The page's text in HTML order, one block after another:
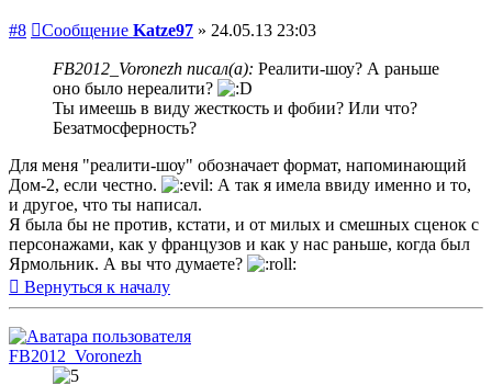
#8 Сообщение Katze97 » 24.05.13 23:03
FB2012_Voronezh писал(а): Реалити-шоу? А раньше
оно было нереалити?
Ты имеешь в виду жесткость и фобии? Или что?
Безатмосферность?
Для меня "реалити-шоу" обозначает формат, напоминающий
Дом-2, если честно.
А так я имела ввиду именно и то,
и другое, что ты написал.
Я была бы не против, кстати, и от милых и смешных сценок с
персонажами, как у французов и как у нас раньше, когда был
Ярмольник. А вы что думаете?
Вернуться к началу
FB2012_Voronezh